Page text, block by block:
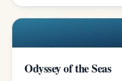
Odyssey of the Seas